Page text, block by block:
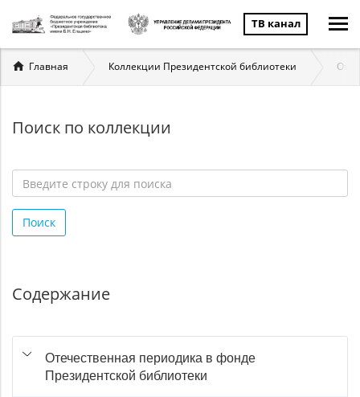
ТВ канал
Вы
здесь
Главная Коллекции Президентской библиотеки
Поиск по коллекции
строку
для
Поиск
Содержание
Отечественная периодика в фонде
Президентской библиотеки